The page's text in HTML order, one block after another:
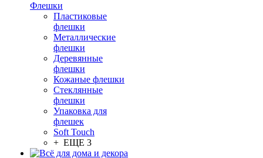
Флешки
Пластиковые
флешки
Металлические
флешки
Деревянные
флешки
Кожаные флешки
Стеклянные
флешки
Упаковка для
флешек
Soft Touch
+ ЕЩЕ 3